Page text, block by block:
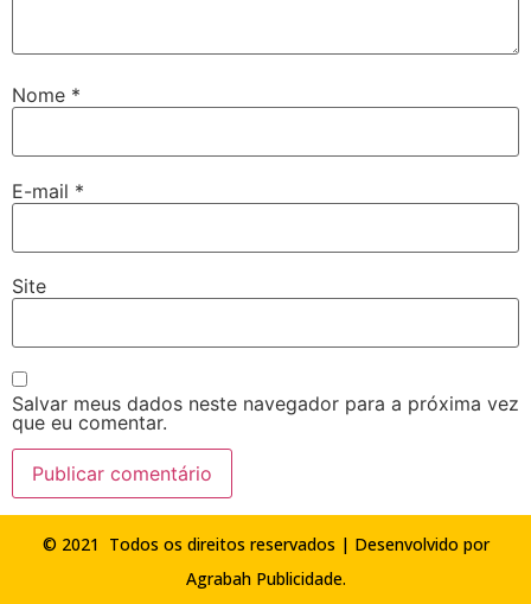
Nome *
E-mail *
Site
Salvar meus dados neste navegador para a próxima vez
que eu comentar.
© 2021 Todos os direitos reservados | Desenvolvido por
Agrabah Publicidade.